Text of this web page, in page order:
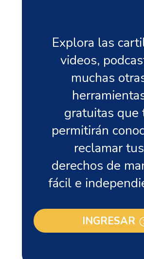
Explora las
videos,
muchas
gratuitas que
permitirán
reclamar tus
derechos de
fácil e
INGRESAR